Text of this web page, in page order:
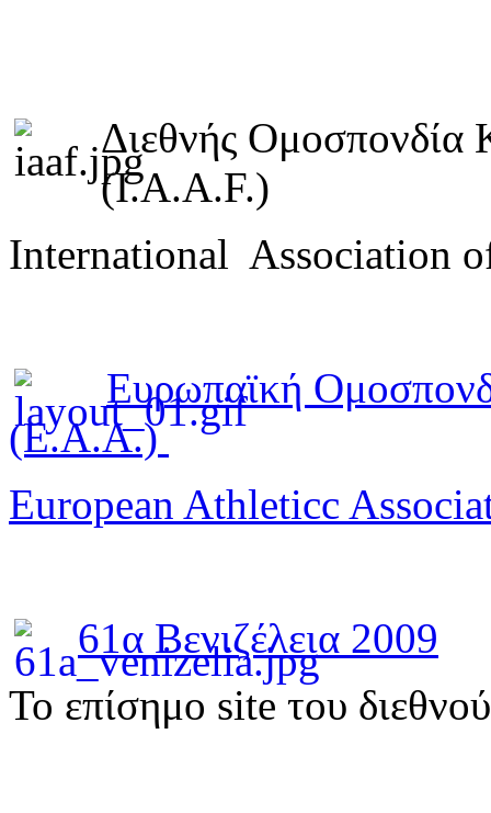
Διεθνής Ομοσπονδία
(I.A.A.F.)
International Association
Ευρωπαϊκή
(E.A.A.)
European Athleticc
61α Βενιζέλεια 2009
To επίσημο site του